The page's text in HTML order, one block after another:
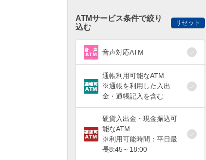
ATMサービス条件で絞り
込む
リセット
音声対応ATM
通帳利用可能なATM
※通帳を利用した入出
金・通帳記入を含む
硬貨入出金・現金振込可
能なATM
※利用可能時間：平日最
長8:45～18:00